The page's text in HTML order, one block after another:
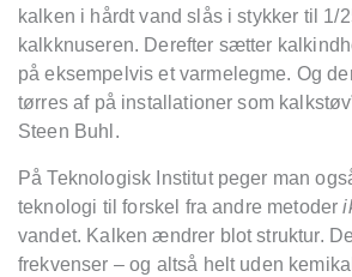
kalken i hårdt vand slås i stykker til 1/
kalkknuseren. Derefter sætter
på eksempelvis et varmelegme. Og
tørres af på installationer som
Steen Buhl.
På Teknologisk Institut peger man
teknologi til forskel fra andre metoder
vandet. Kalken ændrer blot struktur.
frekvenser – og altså helt uden